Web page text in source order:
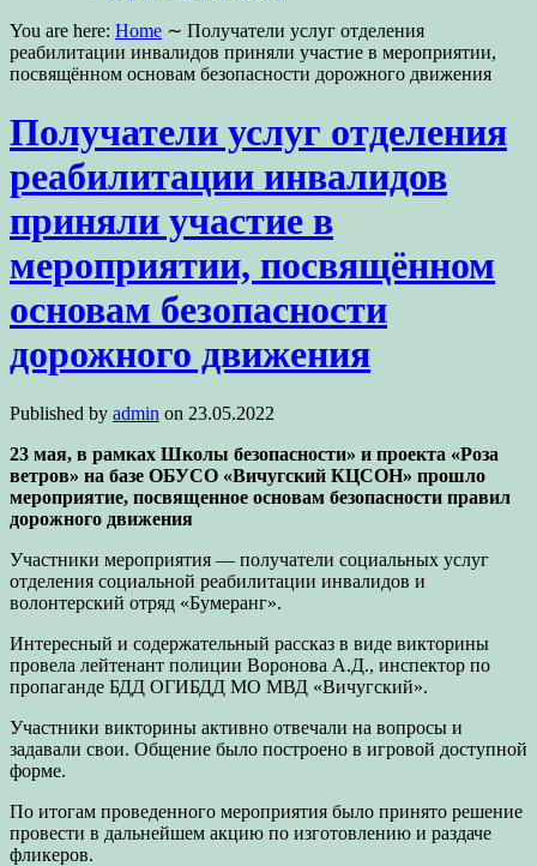
You are here: Home ∼ Получатели услуг отделения
реабилитации инвалидов приняли участие в мероприятии,
посвящённом основам безопасности дорожного движения
Получатели услуг отделения
реабилитации инвалидов
приняли участие в
мероприятии, посвящённом
основам безопасности
дорожного движения
Published by admin on 23.05.2022
23 мая, в рамках Школы безопасности» и проекта «Роза
ветров» на базе ОБУСО «Вичугский КЦСОН» прошло
мероприятие, посвященное основам безопасности правил
дорожного движения
Участники мероприятия — получатели социальных услуг
отделения социальной реабилитации инвалидов и
волонтерский отряд «Бумеранг».
Интересный и содержательный рассказ в виде викторины
провела лейтенант полиции Воронова А.Д., инспектор по
пропаганде БДД ОГИБДД МО МВД «Вичугский».
Участники викторины активно отвечали на вопросы и
задавали свои. Общение было построено в игровой доступной
форме.
По итогам проведенного мероприятия было принято решение
провести в дальнейшем акцию по изготовлению и раздаче
фликеров.